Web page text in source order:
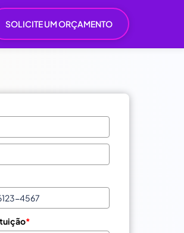
SOLICITE UM ORÇAMENTO
*